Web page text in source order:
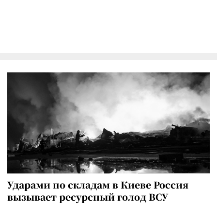
Ударами по складам в Киеве Россия
вызывает ресурсный голод ВСУ